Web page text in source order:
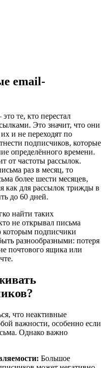
email-
те, кто перестал
Это значит, что они
и не переходят по
подписчиков, которые
определённого времени.
от частоты рассылок.
раз в месяц, то
более шести месяцев,
как для рассылок трижды в
до 60 дней.
найти таких
не открывал письма
которым подписчики
разнообразными: потеря
почтового ящика или
что неактивные
важности, особенно если
Однако важно
Большое